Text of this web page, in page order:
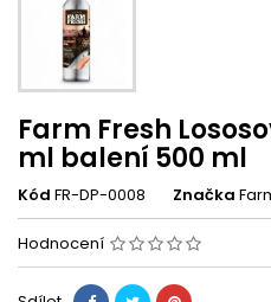
Farm Fresh
ml balení 500 ml
Kód FR-DP-0008 Značka
Hodnocení